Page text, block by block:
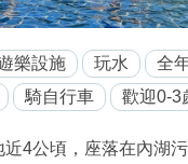
樂設施 玩水 全
騎自行車 歡迎0-3
4公頃，座落在內湖